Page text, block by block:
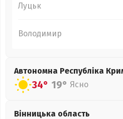
Луцьк
Володимир
Автономна Республіка
34° 19° Ясно
Вінницька область